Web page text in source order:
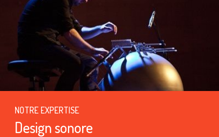
NOTRE EXPERTISE
Design sonore